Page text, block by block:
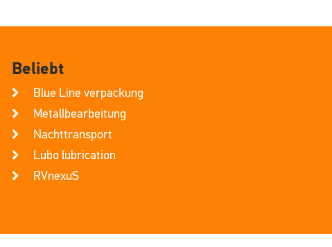
Beliebt
Blue Line verpackung
Metallbearbeitung
Nachttransport
Lubo lubrication
RVnexuS